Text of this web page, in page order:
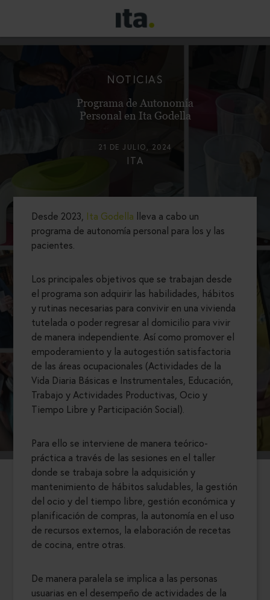
NOTICIAS
Programa de Autonomía
Personal en Ita Godella
21 DE JULIO, 2024
ITA
Desde 2023, Ita Godella lleva a cabo un
programa de autonomía personal para los y las
pacientes.
Los principales objetivos que se trabajan desde
el programa son adquirir las habilidades, hábitos
y rutinas necesarias para convivir en una vivienda
tutelada o poder regresar al domicilio para vivir
de manera independiente. Así como promover el
empoderamiento y la autogestión satisfactoria
de las áreas ocupacionales (Actividades de la
Vida Diaria Básicas e Instrumentales, Educación,
Trabajo y Actividades Productivas, Ocio y
Tiempo Libre y Participación Social).
Para ello se interviene de manera teórico-
práctica a través de las sesiones en el taller
donde se trabaja sobre la adquisición y
mantenimiento de hábitos saludables, la gestión
del ocio y del tiempo libre, gestión económica y
planificación de compras, la autonomía en el uso
de recursos externos, la elaboración de recetas
de cocina, entre otras.
De manera paralela se implica a las personas
usuarias en el desempeño de actividades de la